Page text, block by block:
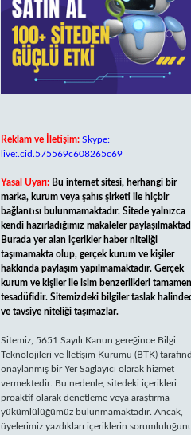
Reklam ve İletişim: Skype:
live:.cid.575569c608265c69
Yasal Uyarı: Bu internet sitesi, herhangi bir
marka, kurum veya şahıs şirketi ile hiçbir
bağlantısı bulunmamaktadır. Sitede yalnızca
kendi hazırladığımız makaleler
Burada yer alan içerikler haber niteliği
taşımamakta olup, gerçek kurum ve kişiler
hakkında paylaşım yapılmamaktadır. Gerçek
kurum ve kişiler ile isim benzerlikleri tamamen
tesadüfidir. Sitemizdeki bilgiler taslak
ve tavsiye niteliği taşımazlar.
Sitemiz, 5651 Sayılı Kanun gereğince Bilgi
Teknolojileri ve İletişim Kurumu (BTK)
onaylanmış bir Yer Sağlayıcı olarak hizmet
vermektedir. Bu nedenle, sitedeki içerikleri
proaktif olarak denetleme veya araştırma
yükümlülüğümüz bulunmamaktadır. Ancak,
üyelerimiz yazdıkları içeriklerin